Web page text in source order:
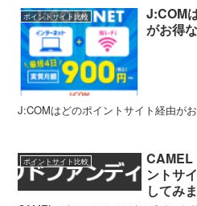
ポイントサイト比較
J:COM
がお得
J:COMはどのポイントサイト経由が
ポイントサイト比較
CAMEL
ントサ
してみ